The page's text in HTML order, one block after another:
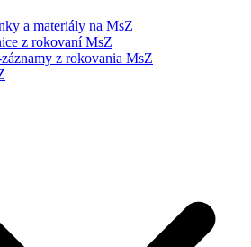
a materiály na MsZ
z rokovaní MsZ
z rokovania MsZ